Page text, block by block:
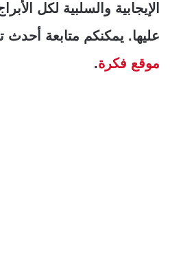
الإيجابية والسلبية لكل
عليها. يمكنكم متابعة أحدث
موقع فكرة.